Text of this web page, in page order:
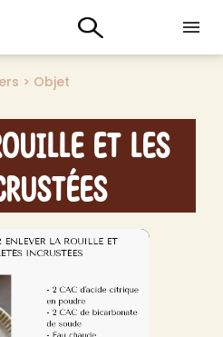
> Objet
et les